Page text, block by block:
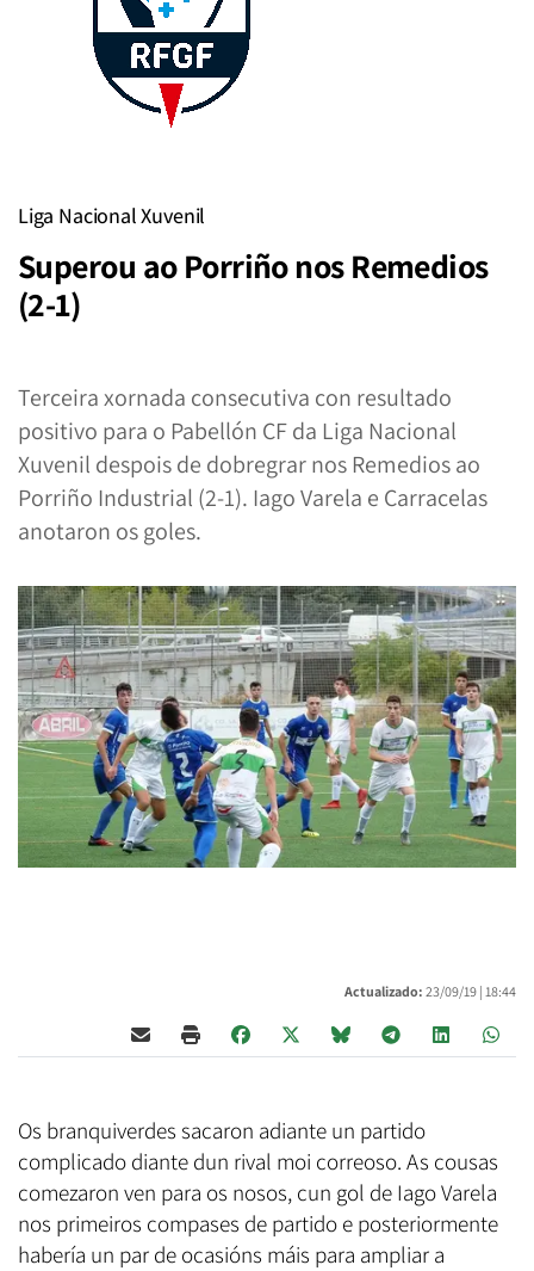
Liga Nacional Xuvenil
Superou ao Porriño nos Remedios
(2-1)
Terceira xornada consecutiva con resultado
positivo para o Pabellón CF da Liga Nacional
Xuvenil despois de dobregrar nos Remedios ao
Porriño Industrial (2-1). Iago Varela e Carracelas
anotaron os goles.
Actualizado: 23/09/19 | 18:44
Os branquiverdes sacaron adiante un partido
complicado diante dun rival moi correoso. As cousas
comezaron ven para os nosos, cun gol de Iago Varela
nos primeiros compases de partido e posteriormente
habería un par de ocasións máis para ampliar a